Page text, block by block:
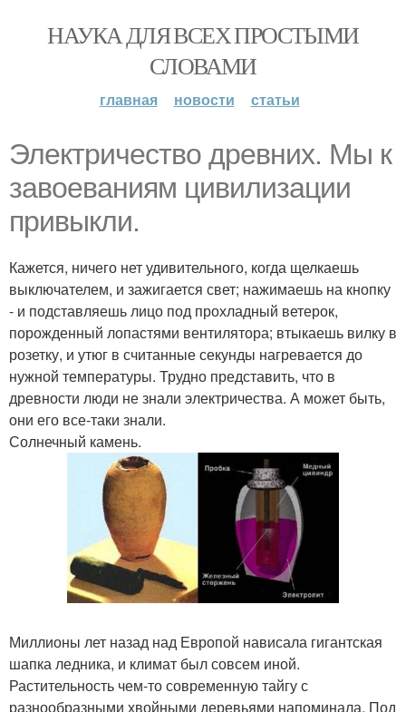
НАУКА ДЛЯ ВСЕХ ПРОСТЫМИ
СЛОВАМИ
главная новости статьи
Электричество древних. Мы к
завоеваниям цивилизации
привыкли.
Кажется, ничего нет удивительного, когда щелкаешь
выключателем, и зажигается свет; нажимаешь на кнопку
- и подставляешь лицо под прохладный ветерок,
порожденный лопастями вентилятора; втыкаешь вилку в
розетку, и утюг в считанные секунды нагревается до
нужной температуры. Трудно представить, что в
древности люди не знали электричества. А может быть,
они его все-таки знали.
Солнечный камень.
Миллионы лет назад над Европой нависала гигантская
шапка ледника, и климат был совсем иной.
Растительность чем-то современную тайгу с
разнообразными хвойными деревьями напоминала. Под